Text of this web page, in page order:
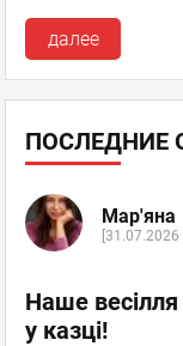
далее
ПОСЛЕДНИЕ
Мар'яна
[31.07.2026
Наше
у казці!